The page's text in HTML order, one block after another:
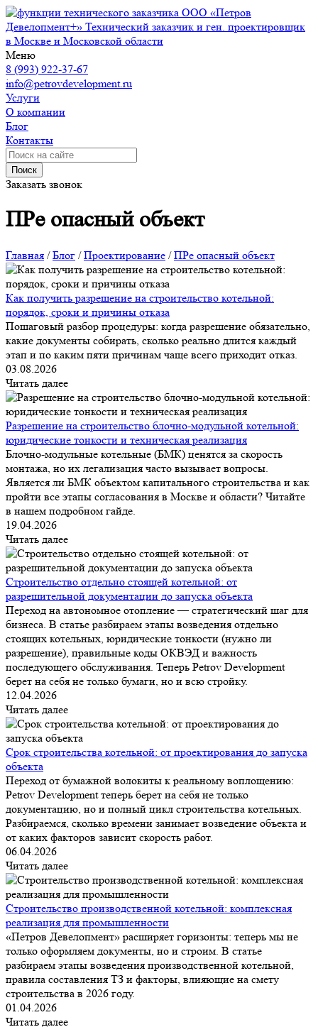
ООО «Петров
Девелопмент+» Технический заказчик и ген. проектировщик
в Москве и Московской области
Меню
8 (993) 922-37-67
info@petrovdevelopment.ru
Услуги
О компании
Блог
Контакты
Поиск
Заказать звонок
ПРе опасный объект
Главная /Блог /Проектирование /ПРе опасный объект
Как получить разрешение на строительство котельной:
порядок, сроки и причины отказа
Пошаговый разбор процедуры: когда разрешение обязательно,
какие документы собирать, сколько реально длится каждый
этап и по каким пяти причинам чаще всего приходит отказ.
03.08.2026
Читать далее
Разрешение на строительство блочно-модульной котельной:
юридические тонкости и техническая реализация
Блочно-модульные котельные (БМК) ценятся за скорость
монтажа, но их легализация часто вызывает вопросы.
Является ли БМК объектом капитального строительства и как
пройти все этапы согласования в Москве и области? Читайте
в нашем подробном гайде.
19.04.2026
Читать далее
Строительство отдельно стоящей котельной: от
разрешительной документации до запуска объекта
Переход на автономное отопление — стратегический шаг для
бизнеса. В статье разбираем этапы возведения отдельно
стоящих котельных, юридические тонкости (нужно ли
разрешение), правильные коды ОКВЭД и важность
последующего обслуживания. Теперь Petrov Development
берет на себя не только бумаги, но и всю стройку.
12.04.2026
Читать далее
Срок строительства котельной: от проектирования до запуска
объекта
Переход от бумажной волокиты к реальному воплощению:
Petrov Development теперь берет на себя не только
документацию, но и полный цикл строительства котельных.
Разбираемся, сколько времени занимает возведение объекта и
от каких факторов зависит скорость работ.
06.04.2026
Читать далее
Строительство производственной котельной: комплексная
реализация для промышленности
«Петров Девелопмент» расширяет горизонты: теперь мы не
только оформляем документы, но и строим. В статье
разбираем этапы возведения производственной котельной,
правила составления ТЗ и факторы, влияющие на смету
строительства в 2026 году.
01.04.2026
Читать далее